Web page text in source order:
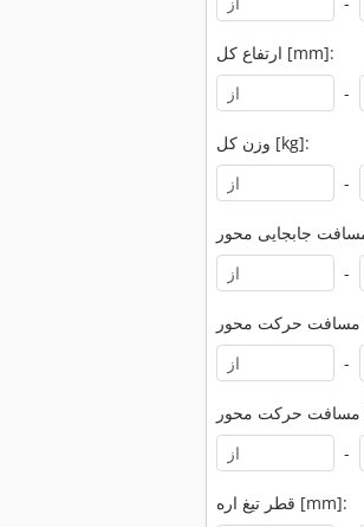
ارتفاع کل [mm]:
-
وزن کل [kg]:
-
-
-
-
قطر تیغ اره [mm]: